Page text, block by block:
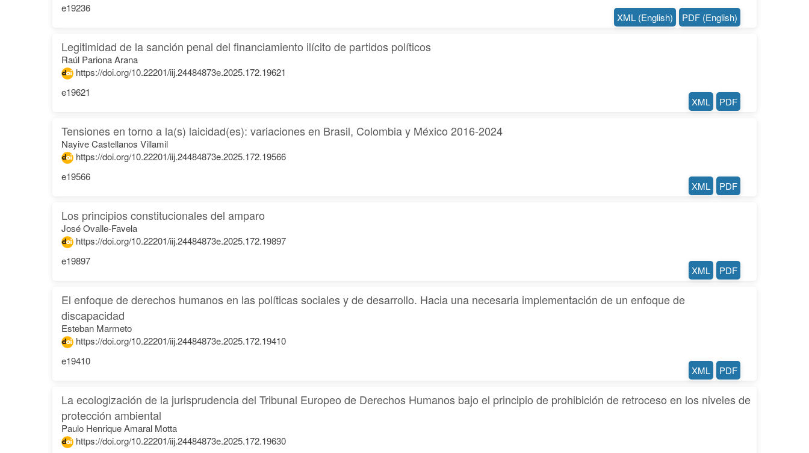
e19236
PDF (English)
XML (English)
Legitimidad de la sanción penal del financiamiento ilícito de partidos políticos
Raúl Pariona Arana
https://doi.org/10.22201/iij.24484873e.2025.172.19621
e19621
PDF
XML
Tensiones en torno a la(s) laicidad(es): variaciones en Brasil, Colombia y México 2016-2024
Nayive Castellanos Villamil
https://doi.org/10.22201/iij.24484873e.2025.172.19566
e19566
PDF
XML
Los principios constitucionales del amparo
José Ovalle-Favela
https://doi.org/10.22201/iij.24484873e.2025.172.19897
e19897
PDF
XML
El enfoque de derechos humanos en las políticas sociales y de desarrollo. Hacia una necesaria implementación de un enfoque de
discapacidad
Esteban Marmeto
https://doi.org/10.22201/iij.24484873e.2025.172.19410
e19410
PDF
XML
La ecologización de la jurisprudencia del Tribunal Europeo de Derechos Humanos bajo el principio de prohibición de retroceso en los niveles de
protección ambiental
Paulo Henrique Amaral Motta
https://doi.org/10.22201/iij.24484873e.2025.172.19630